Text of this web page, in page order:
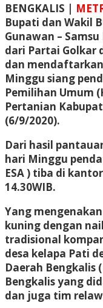
BENGKALIS |
Bupati dan Wakil
Gunawan –
dari Partai Golkar
dan
Minggu siang
Pemilihan Umum
Pertanian
(6/9/2020).
Dari hasil
hari Minggu
ESA ) tiba di
14.30WIB.
Yang
kuning dengan
tradisional
desa kelapa Pati
Daerah Bengkalis
Bengkalis yang
dan juga tim